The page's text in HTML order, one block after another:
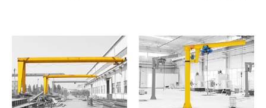
اسٹیشن، لائٹ اور
ٹیکسٹائل انڈسٹری
ورکشاپ، فوڈ
انڈسٹری ورکشاپ کے
لیے موزوں ہے۔